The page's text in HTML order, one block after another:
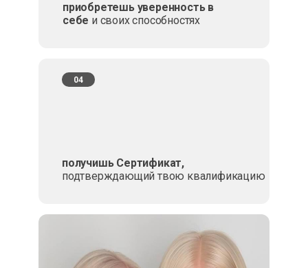
приобретешь уверенность в
себе и своих способностях
получишь Сертификат,
подтверждающий твою квалификацию
04